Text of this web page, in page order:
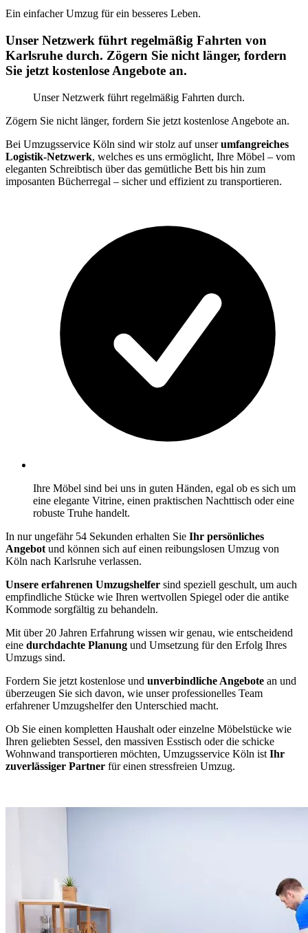
Ein einfacher Umzug für ein besseres Leben.
Unser Netzwerk führt regelmäßig Fahrten von
Karlsruhe durch. Zögern Sie nicht länger, fordern
Sie jetzt kostenlose Angebote an.
Unser Netzwerk führt regelmäßig Fahrten durch.
Zögern Sie nicht länger, fordern Sie jetzt kostenlose Angebote an.
Bei Umzugsservice Köln sind wir stolz auf unserumfangreiches
Logistik-Netzwerk, welches es uns ermöglicht, Ihre Möbel – vom
eleganten Schreibtisch über das gemütliche Bett bis hin zum
imposanten Bücherregal – sicher und effizient zu transportieren.
Ihre Möbel sind bei uns in guten Händen, egal ob es sich um
eine elegante Vitrine, einen praktischen Nachttisch oder eine
robuste Truhe handelt.
In nur ungefähr 54 Sekunden erhalten Sie Ihr persönliches
Angebot und können sich auf einen reibungslosen Umzug von
Köln nach Karlsruhe verlassen.
Unsere erfahrenen Umzugshelfer sind speziell geschult, um auch
empfindliche Stücke wie Ihren wertvollen Spiegel oder die antike
Kommode sorgfältig zu behandeln.
Mit über 20 Jahren Erfahrung wissen wir genau, wie entscheidend
eine durchdachte Planung und Umsetzung für den Erfolg Ihres
Umzugs sind.
Fordern Sie jetzt kostenlose und unverbindliche Angebote an und
überzeugen Sie sich davon, wie unser professionelles Team
erfahrener Umzugshelfer den Unterschied macht.
Ob Sie einen kompletten Haushalt oder einzelne Möbelstücke wie
Ihren geliebten Sessel, den massiven Esstisch oder die schicke
Wohnwand transportieren möchten, Umzugsservice Köln ist Ihr
zuverlässiger Partner für einen stressfreien Umzug.